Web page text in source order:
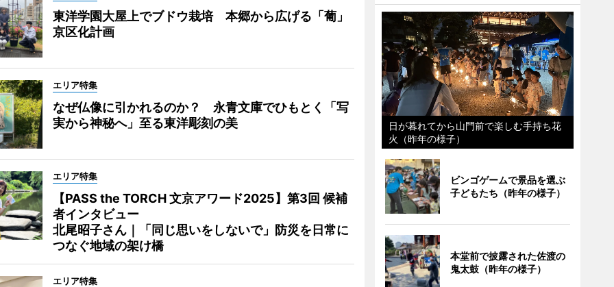
東洋学園大屋上でブドウ栽培 本郷から広げる「葡」
京区化計画
エリア特集
なぜ仏像に引かれるのか？ 永青文庫でひもとく「写
実から神秘へ」至る東洋彫刻の美
エリア特集
【PASS the TORCH 文京アワード2025】第3回 候補
者インタビュー
北尾昭子さん｜「同じ思いをしないで」防災を日常に
つなぐ地域の架け橋
エリア特集
日が暮れてから山門前で楽しむ手持ち花
火（昨年の様子）
ビンゴゲームで景品を選ぶ
子どもたち（昨年の様子）
本堂前で披露された佐渡の
鬼太鼓（昨年の様子）